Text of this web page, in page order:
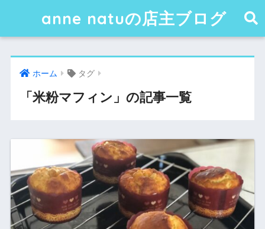
anne natuの店主ブログ
ホーム タグ
「米粉マフィン」の記事一覧